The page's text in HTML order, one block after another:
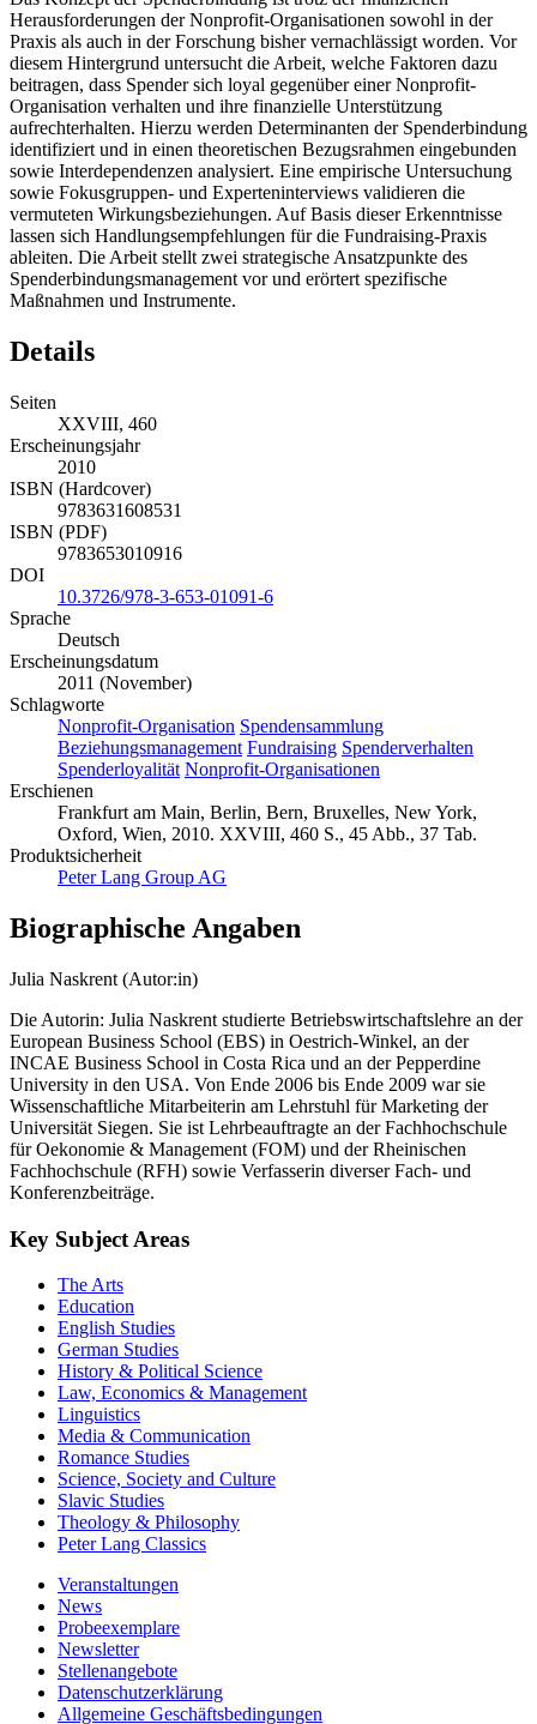
Herausforderungen der Nonprofit-Organisationen sowohl in der
Praxis als auch in der Forschung bisher vernachlässigt worden. Vor
diesem Hintergrund untersucht die Arbeit, welche Faktoren dazu
beitragen, dass Spender sich loyal gegenüber einer Nonprofit-
Organisation verhalten und ihre finanzielle Unterstützung
aufrechterhalten. Hierzu werden Determinanten der Spenderbindung
identifiziert und in einen theoretischen Bezugsrahmen eingebunden
sowie Interdependenzen analysiert. Eine empirische Untersuchung
sowie Fokusgruppen- und Experteninterviews validieren die
vermuteten Wirkungsbeziehungen. Auf Basis dieser Erkenntnisse
lassen sich Handlungsempfehlungen für die Fundraising-Praxis
ableiten. Die Arbeit stellt zwei strategische Ansatzpunkte des
Spenderbindungsmanagement vor und erörtert spezifische
Maßnahmen und Instrumente.
Details
Seiten
XXVIII, 460
Erscheinungsjahr
2010
ISBN (Hardcover)
9783631608531
ISBN (PDF)
9783653010916
DOI
10.3726/978-3-653-01091-6
Sprache
Deutsch
Erscheinungsdatum
2011 (November)
Schlagworte
Nonprofit-Organisation Spendensammlung
Beziehungsmanagement Fundraising Spenderverhalten
Spenderloyalität Nonprofit-Organisationen
Erschienen
Frankfurt am Main, Berlin, Bern, Bruxelles, New York,
Oxford, Wien, 2010. XXVIII, 460 S., 45 Abb., 37 Tab.
Produktsicherheit
Peter Lang Group AG
Biographische Angaben
Julia Naskrent (Autor:in)
Die Autorin: Julia Naskrent studierte Betriebswirtschaftslehre an der
European Business School (EBS) in Oestrich-Winkel, an der
INCAE Business School in Costa Rica und an der Pepperdine
University in den USA. Von Ende 2006 bis Ende 2009 war sie
Wissenschaftliche Mitarbeiterin am Lehrstuhl für Marketing der
Universität Siegen. Sie ist Lehrbeauftragte an der Fachhochschule
für Oekonomie & Management (FOM) und der Rheinischen
Fachhochschule (RFH) sowie Verfasserin diverser Fach- und
Konferenzbeiträge.
Key Subject Areas
The Arts
Education
English Studies
German Studies
History & Political Science
Law, Economics & Management
Linguistics
Media & Communication
Romance Studies
Science, Society and Culture
Slavic Studies
Theology & Philosophy
Peter Lang Classics
Veranstaltungen
News
Probeexemplare
Newsletter
Stellenangebote
Datenschutzerklärung
Allgemeine Geschäftsbedingungen